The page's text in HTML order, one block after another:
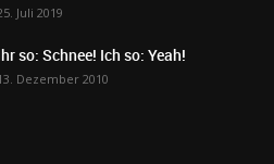
Juli 2019
so: Schnee! Ich so: Yeah!
Dezember 2010